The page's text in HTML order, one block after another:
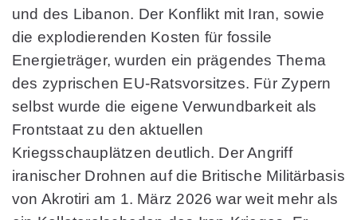
und des Libanon. Der Konflikt mit Iran, sowie
die explodierenden Kosten für fossile
Energieträger, wurden ein prägendes Thema
des zyprischen EU-Ratsvorsitzes. Für Zypern
selbst wurde die eigene Verwundbarkeit als
Frontstaat zu den aktuellen
Kriegsschauplätzen deutlich. Der Angriff
iranischer Drohnen auf die Britische Militärbasis
von Akrotiri am 1. März 2026 war weit mehr als